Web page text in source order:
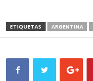
ETIQUETAS ARGENTINA